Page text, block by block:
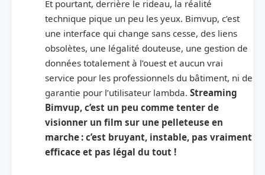
Et pourtant, derrière le rideau, la réalité
technique pique un peu les yeux. Bimvup, c’est
une interface qui change sans cesse, des liens
obsolètes, une légalité douteuse, une gestion de
données totalement à l’ouest et aucun vrai
service pour les professionnels du bâtiment, ni de
garantie pour l’utilisateur lambda. Streaming
Bimvup, c’est un peu comme tenter de
visionner un film sur une pelleteuse en
marche : c’est bruyant, instable, pas vraiment
efficace et pas légal du tout !